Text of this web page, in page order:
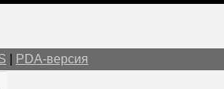
PDA-версия